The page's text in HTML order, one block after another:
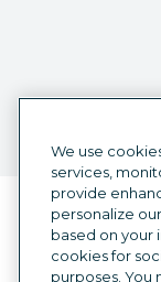
2026
We use
services,
provide
personalize
based on your
cookies for
purposes.